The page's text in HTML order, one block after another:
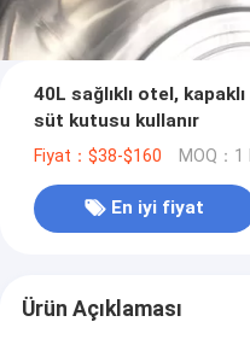
40L sağlıklı otel,
süt kutusu kullanır
Fiyat：$38-$160 MOQ：
En iyi fiyat
Ürün Açıklaması